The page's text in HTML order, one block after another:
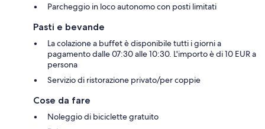
Parcheggio in loco autonomo con posti limitati
Pasti e bevande
La colazione a buffet è disponibile tutti i giorni a
pagamento dalle 07:30 alle 10:30. L'importo è di 10 EUR a
persona
Servizio di ristorazione privato/per coppie
Cose da fare
Noleggio di biciclette gratuito